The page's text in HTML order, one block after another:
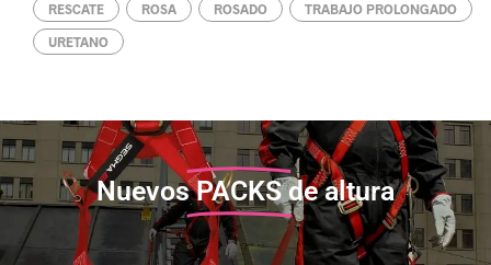
RESCATE ROSA ROSADO TRABAJO PROLONGADO
URETANO
NuevosPACKS de altura